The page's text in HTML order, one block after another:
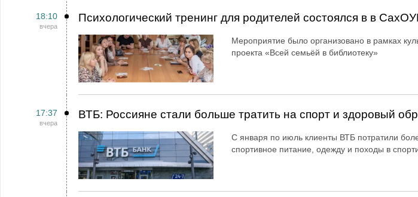
18:10
вчера
Психологический тренинг для родителей состоялся в в
Мероприятие было организовано в рамках
проекта «Всей семьёй в библиотеку»
17:37
вчера
ВТБ: Россияне стали больше тратить на спорт и здоровый
С января по июль клиенты ВТБ потратили
спортивное питание, одежду и походы в